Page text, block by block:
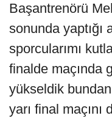
Başantrenörü
sonunda yaptığı
sporcularımı
finalde maçında
yükseldik
yarı final maçını